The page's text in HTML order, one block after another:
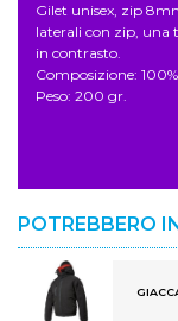
Gilet unisex, zip
laterali con zip, una
in contrasto.
Composizione:
Peso: 200 gr.
POTREBBERO